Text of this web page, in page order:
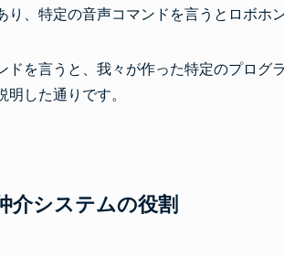
り、特定の音声コマンドを言うとロボホ
ドを言うと、我々が作った特定のプログ
した通りです。
介システムの役割